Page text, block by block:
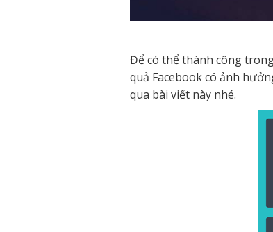
Để có thể thành công
quả Facebook có ảnh
qua bài viết này nhé.